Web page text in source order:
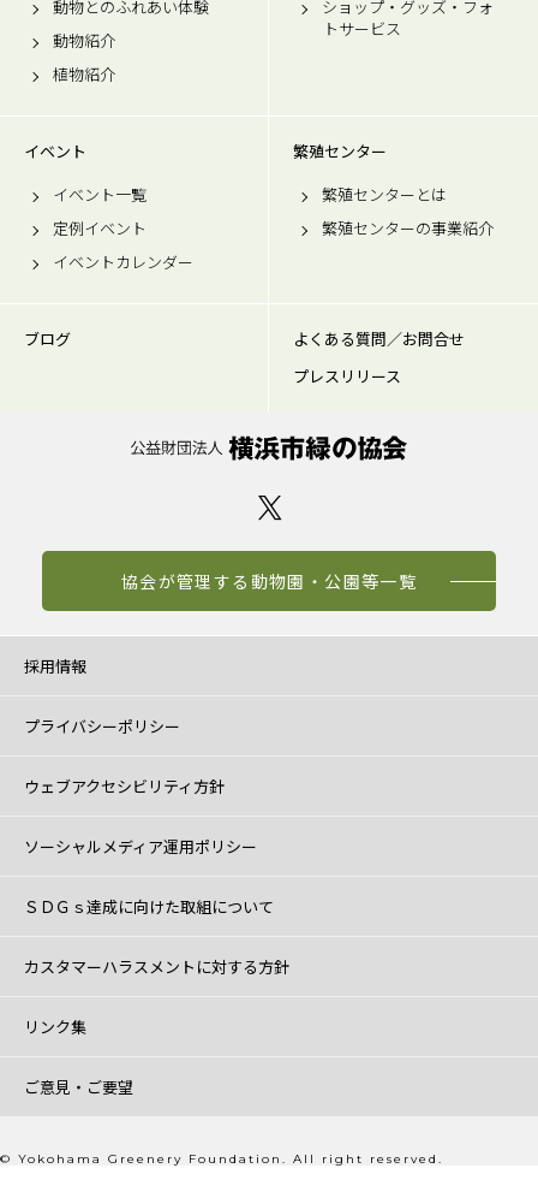
動物とのふれあい体験
動物紹介
植物紹介
ショップ・グッズ・フォ
トサービス
イベント
イベント一覧
定例イベント
イベントカレンダー
繁殖センター
繁殖センターとは
繁殖センターの事業紹介
ブログ
よくある質問／お問合せ
プレスリリース
協会が管理する動物園・公園等一覧
採用情報
プライバシーポリシー
ウェブアクセシビリティ方針
ソーシャルメディア運用ポリシー
ＳＤＧｓ達成に向けた取組について
カスタマーハラスメントに対する方針
リンク集
ご意見・ご要望
© Yokohama Greenery Foundation. All right reserved.